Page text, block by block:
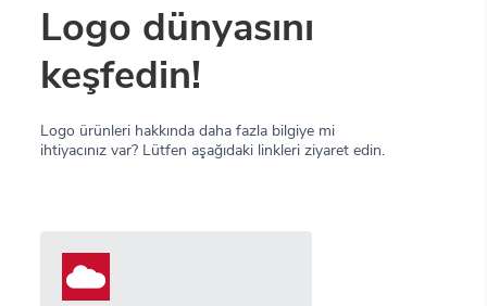
Logo dünyasını
keşfedin!
Logo ürünleri hakkında daha fazla bilgiye mi
ihtiyacınız var? Lütfen aşağıdaki linkleri ziyaret edin.